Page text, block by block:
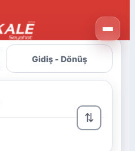
Gidiş - Dönüş
⇅